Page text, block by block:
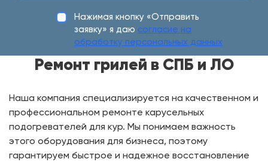
Нажимая кнопку «Отправить
заявку» я даю согласие на
обработку персональных данных
Ремонт грилей в СПБ и ЛО
Наша компания специализируется на качественном и
профессиональном ремонте карусельных
подогревателей для кур. Мы понимаем важность
этого оборудования для бизнеса, поэтому
гарантируем быстрое и надежное восстановление